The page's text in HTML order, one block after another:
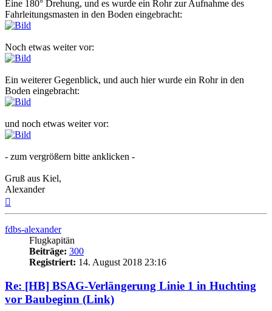
Eine 180° Drehung, und es wurde ein Rohr zur Aufnahme des
Fahrleitungsmasten in den Boden eingebracht:
Noch etwas weiter vor:
Ein weiterer Gegenblick, und auch hier wurde ein Rohr in den
Boden eingebracht:
und noch etwas weiter vor:
- zum vergrößern bitte anklicken -
Gruß aus Kiel,
Alexander
fdbs-alexander
Flugkapitän
Beiträge: 300
Registriert: 14. August 2018 23:16
Re: [HB] BSAG-Verlängerung Linie 1 in Huchting
vor Baubeginn (Link)